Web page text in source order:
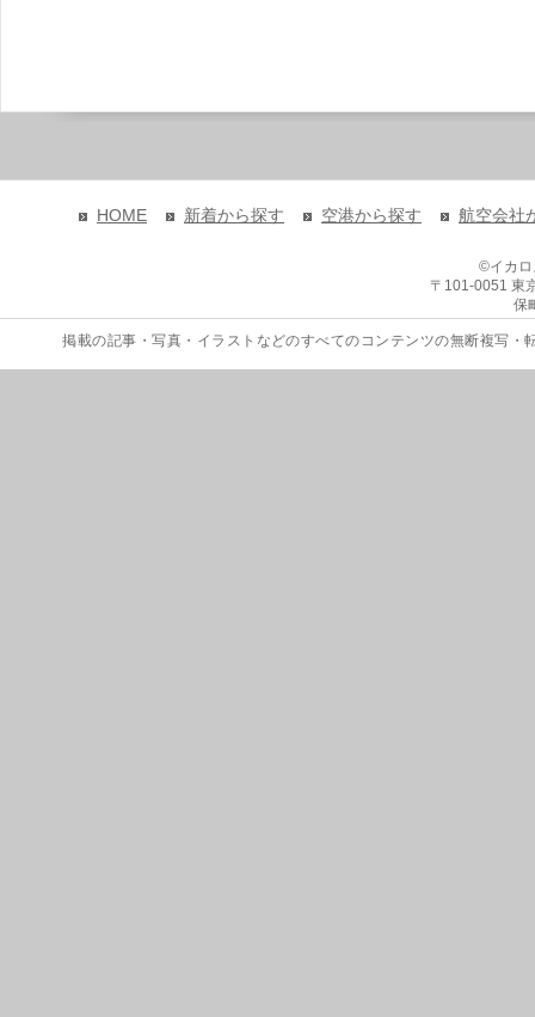
HOME 新着から探す 空港から探す 航空会社
©イカ
〒101-0051 東
保
掲載の記事・写真・イラストなどのすべてのコンテンツの無断複